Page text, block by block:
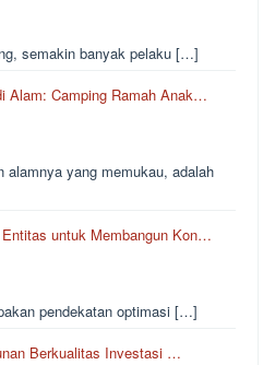
semakin banyak pelaku […]
Alam: Camping Ramah Anak…
alamnya yang memukau, adalah
untuk Membangun Kon…
pendekatan optimasi […]
Berkualitas Investasi …